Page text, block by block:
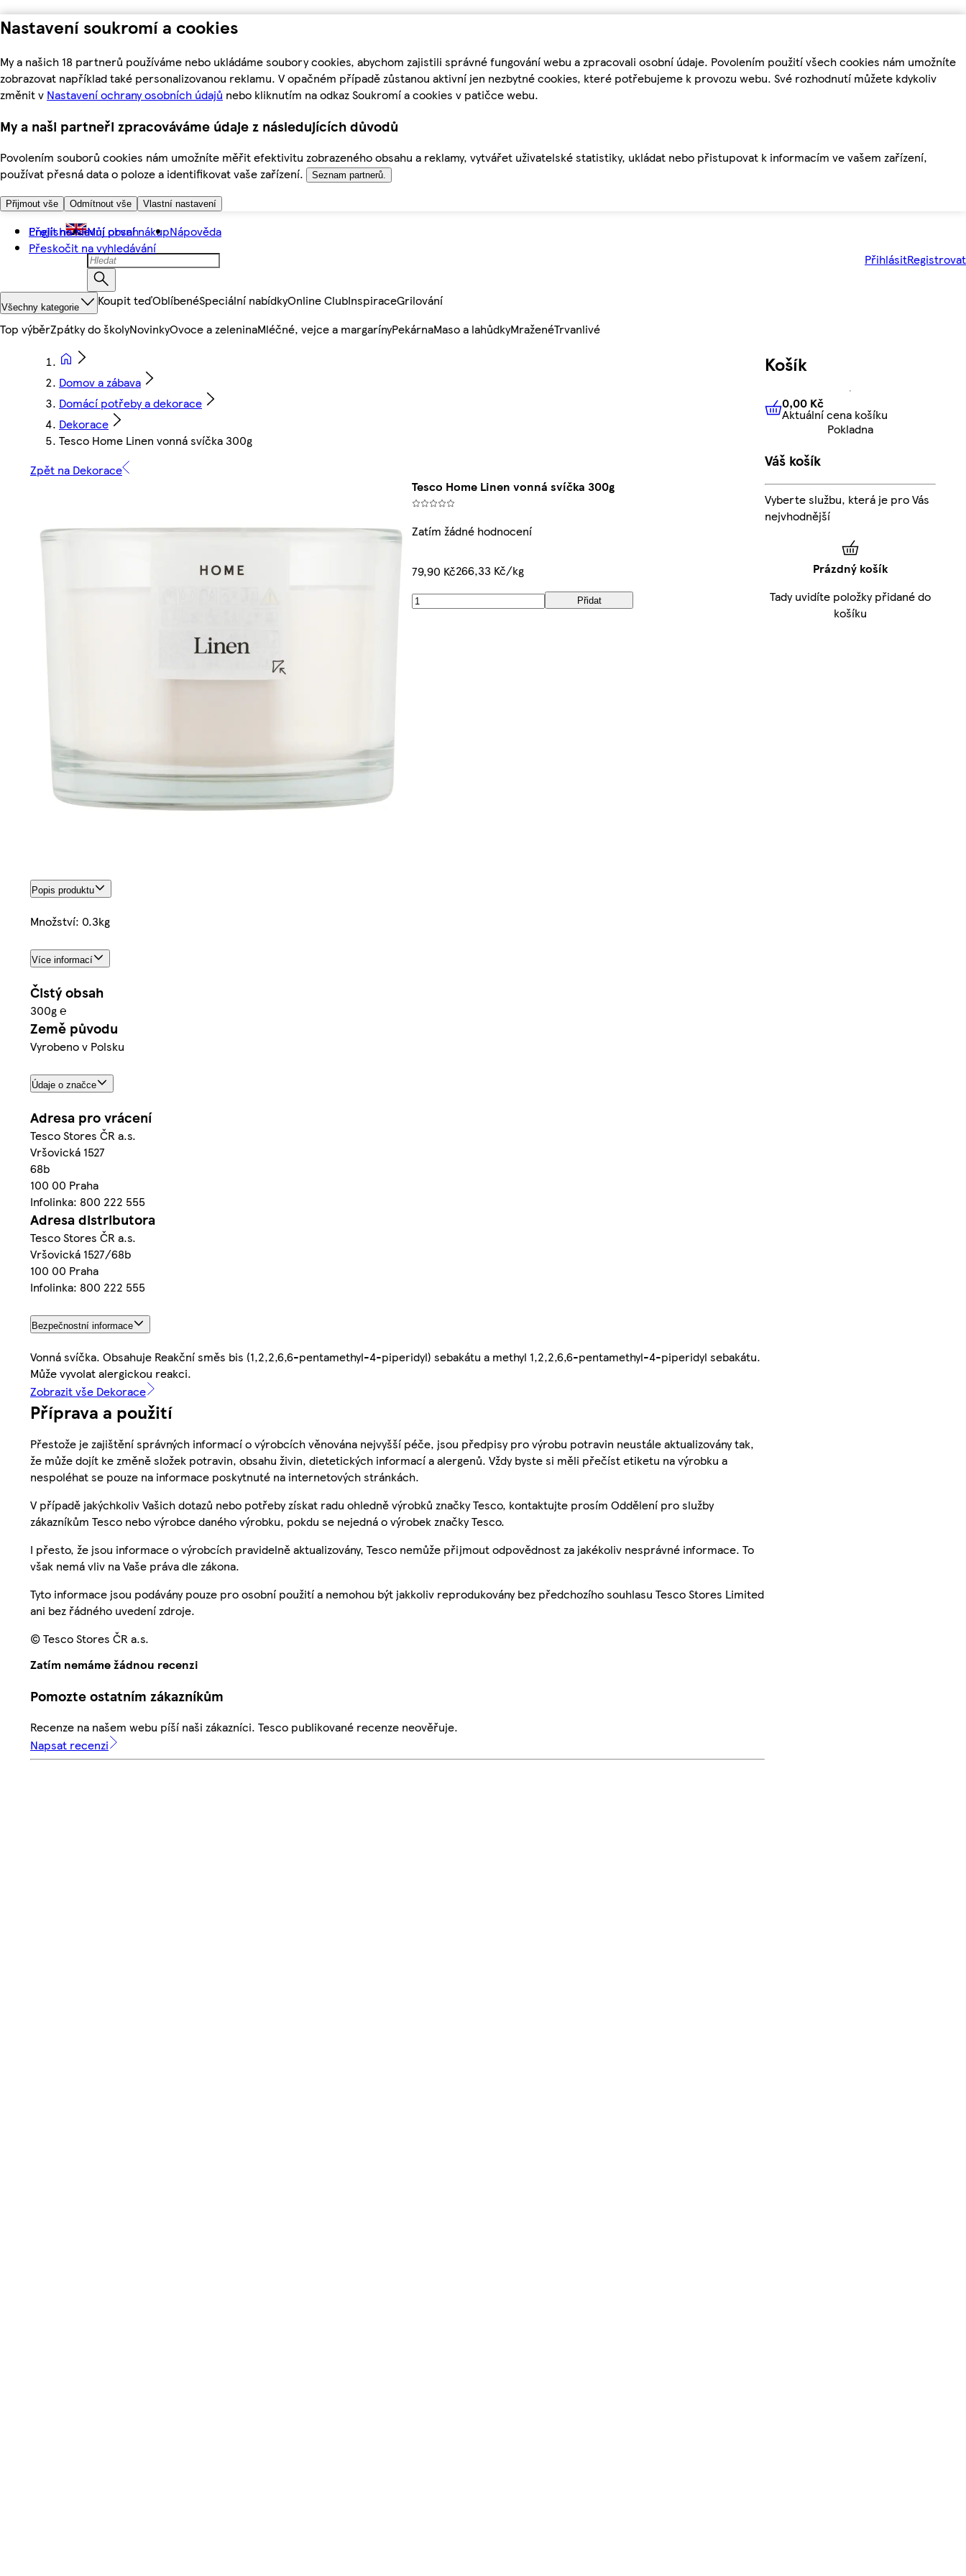
Nastavení soukromí a cookies
My a našich 18 partnerů používáme nebo ukládáme soubory cookies, abychom zajistili správné fungování webu a zpracovali osobní údaje. Povolením použití všech cookies nám umožníte
zobrazovat například také personalizovanou reklamu. V opačném případě zůstanou aktivní jen nezbytné cookies, které potřebujeme k provozu webu. Své rozhodnutí můžete kdykoliv
změnit v Nastavení ochrany osobních údajů nebo kliknutím na odkaz Soukromí a cookies v patičce webu.
My a naši partneři zpracováváme údaje z následujících důvodů
Povolením souborů cookies nám umožníte měřit efektivitu zobrazeného obsahu a reklamy, vytvářet uživatelské statistiky, ukládat nebo přistupovat k informacím ve vašem zařízení,
používat přesná data o poloze a identifikovat vaše zařízení.
Seznam partnerů.
Přijmout vše Odmítnout vše Vlastní nastavení
Přejít na hlavní obsah
Přeskočit na vyhledávání
English Můj první nákupNápověda
PřihlásitRegistrovat
Všechny kategorie Koupit teďOblíbenéSpeciální nabídkyOnline ClubInspiraceGrilování
Top výběrZpátky do školyNovinkyOvoce a zeleninaMléčné, vejce a margarínyPekárnaMaso a lahůdkyMraženéTrvanlivé
Domov a zábava
Domácí potřeby a dekorace
Dekorace
Tesco Home Linen vonná svíčka 300g
Zpět na Dekorace
Tesco Home Linen vonná svíčka 300g
Zatím žádné hodnocení
79,90 Kč266,33 Kč/kg
Přidat
Popis produktu
Množství: 0.3kg
Více informací
Čistý obsah
300g ℮
Země původu
Vyrobeno v Polsku
Údaje o značce
Adresa pro vrácení
Tesco Stores ČR a.s.
Vršovická 1527
68b
100 00 Praha
Infolinka: 800 222 555
Adresa distributora
Tesco Stores ČR a.s.
Vršovická 1527/68b
100 00 Praha
Infolinka: 800 222 555
Bezpečnostní informace
Vonná svíčka. Obsahuje Reakční směs bis (1,2,2,6,6-pentamethyl-4-piperidyl) sebakátu a methyl 1,2,2,6,6-pentamethyl-4-piperidyl sebakátu.
Může vyvolat alergickou reakci.
Zobrazit vše Dekorace
Příprava a použití
Přestože je zajištění správných informací o výrobcích věnována nejvyšší péče, jsou předpisy pro výrobu potravin neustále aktualizovány tak,
že může dojít ke změně složek potravin, obsahu živin, dietetických informací a alergenů. Vždy byste si měli přečíst etiketu na výrobku a
nespoléhat se pouze na informace poskytnuté na internetových stránkách.
V případě jakýchkoliv Vašich dotazů nebo potřeby získat radu ohledně výrobků značky Tesco, kontaktujte prosím Oddělení pro služby
zákazníkům Tesco nebo výrobce daného výrobku, pokdu se nejedná o výrobek značky Tesco.
I přesto, že jsou informace o výrobcích pravidelně aktualizovány, Tesco nemůže přijmout odpovědnost za jakékoliv nesprávné informace. To
však nemá vliv na Vaše práva dle zákona.
Tyto informace jsou podávány pouze pro osobní použití a nemohou být jakkoliv reprodukovány bez předchozího souhlasu Tesco Stores Limited
ani bez řádného uvedení zdroje.
© Tesco Stores ČR a.s.
Zatím nemáme žádnou recenzi
Pomozte ostatním zákazníkům
Recenze na našem webu píší naši zákazníci. Tesco publikované recenze neověřuje.
Napsat recenzi
Košík
0,00 KčAktuální cena košíku
0,00 Kč
Aktuální cena košíku
Pokladna
Váš košík
Vyberte službu, která je pro Vás
nejvhodnější
Prázdný košík
Tady uvidíte položky přidané do
košíku